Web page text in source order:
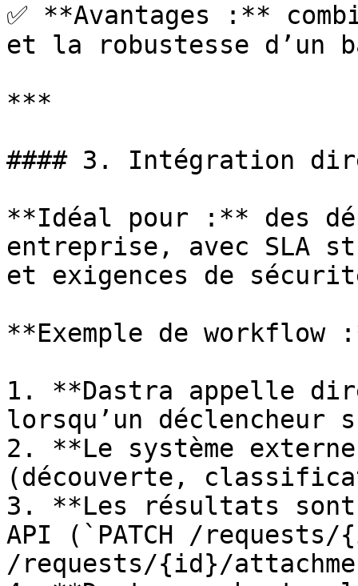
✅ **Avantages :**
et la robustesse d’un
***
#### 3. Intégration
**Idéal pour :** des
entreprise, avec SLA
et exigences de
**Exemple de workflow
1. **Dastra appelle
lorsqu’un déclencheur
2. **Le système
(découverte,
3. **Les résultats
API (`PATCH /
/requests/{id}/